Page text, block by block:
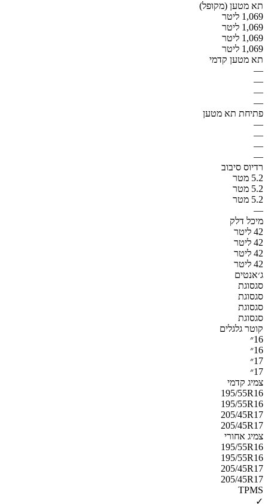
תא מטען (מקופל)
1,069 ליטר
1,069 ליטר
1,069 ליטר
1,069 ליטר
תא מטען קדמי
—
—
—
—
פתיחת תא מטען
—
—
—
—
רדיוס סיבוב
5.2 מטר
5.2 מטר
5.2 מטר
—
מיכל דלק
42 ליטר
42 ליטר
42 ליטר
42 ליטר
ג׳אנטים
סגסוגת
סגסוגת
סגסוגת
סגסוגת
קוטר גלגלים
16״
16״
17״
17״
צמיג קדמי
195/55R16
195/55R16
205/45R17
205/45R17
צמיג אחורי
195/55R16
195/55R16
205/45R17
205/45R17
TPMS
✓